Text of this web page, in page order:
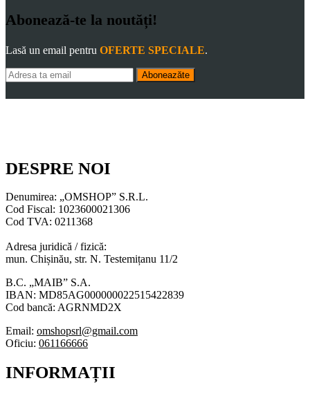
Abonează-te la noutăți!
Lasă un email pentru OFERTE SPECIALE.
Aboneazăte
DESPRE NOI
Denumirea: „OMSHOP” S.R.L.
Cod Fiscal: 1023600021306
Cod TVA: 0211368
Adresa juridică / fizică:
mun. Chișinău, str. N. Testemițanu 11/2
B.C. „MAIB” S.A.
IBAN: MD85AG000000022515422839
Cod bancă: AGRNMD2X
Email: omshopsrl@gmail.com
Oficiu: 061166666
INFORMAȚII